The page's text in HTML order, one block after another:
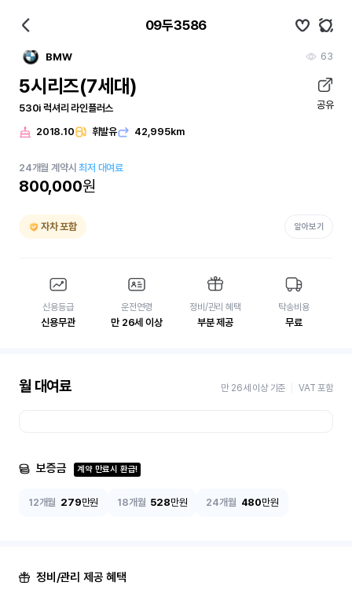
09두3586
BMW 63
5시리즈(7세대)
530i 럭셔리 라인플러스 공유
2018.10 휘발유 42,995km
24개월 계약시최저 대여료
800,000원
자차 포함 알아보기
신용등급
신용무관
운전연령
만 26세 이상
정비/관리 혜택
부분 제공
탁송비용
무료
월 대여료 만 26세 이상 기준 VAT 포함
보증금 계약 만료시 환급!
12개월 279만원 18개월 528만원 24개월 480만원
정비/관리 제공 혜택